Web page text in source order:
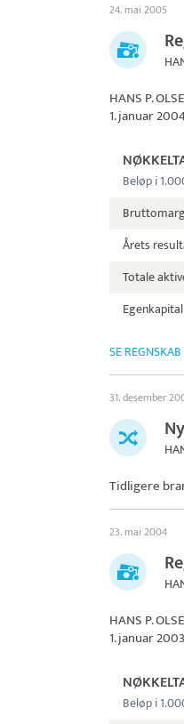
24. mai 2005
HANS P.
1. januar
Beløp i
Årets
Totale
Egenkapital
SE REGNSKAB
31. desember
Tidligere
23. mai 2004
HANS P.
1. januar
Beløp i